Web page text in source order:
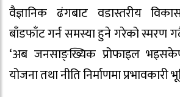
वैज्ञानिक ढंगबाट वडास्तरीय
बाँडफाँट गर्न समस्या हुने गरेको स्मरण
‘अब जनसाङ्ख्यिक प्रोफाइल
योजना तथा नीति निर्माणमा